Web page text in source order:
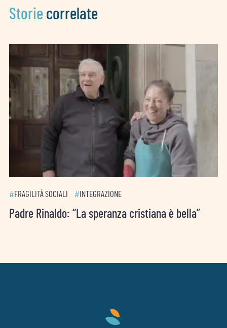
Storie correlate
#FRAGILITÀ SOCIALI # INTEGRAZIONE
Padre Rinaldo: “La speranza cristiana è bella”